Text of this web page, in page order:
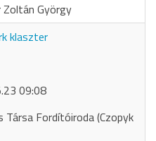
Zoltán György
klaszter
09:08
Társa Fordítóiroda (Czopyk